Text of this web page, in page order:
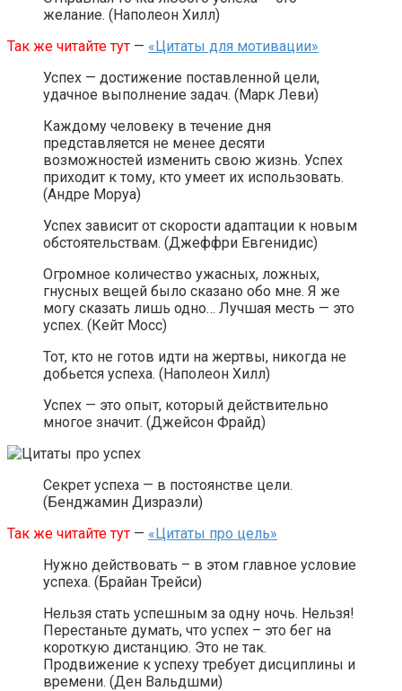
желание. (Наполеон Хилл)
Так же читайте тут — «Цитаты для мотивации»
Успех — достижение поставленной цели,
удачное выполнение задач. (Марк Леви)
Каждому человеку в течение дня
представляется не менее десяти
возможностей изменить свою жизнь. Успех
приходит к тому, кто умеет их использовать.
(Андре Моруа)
Успех зависит от скорости адаптации к новым
обстоятельствам. (Джеффри Евгенидис)
Огромное количество ужасных, ложных,
гнусных вещей было сказано обо мне. Я же
могу сказать лишь одно… Лучшая месть — это
успех. (Кейт Мосс)
Тот, кто не готов идти на жертвы, никогда не
добьется успеха. (Наполеон Хилл)
Успех — это опыт, который действительно
многое значит. (Джейсон Фрайд)
Секрет успеха — в постоянстве цели.
(Бенджамин Дизраэли)
Так же читайте тут — «Цитаты про цель»
Нужно действовать – в этом главное условие
успеха. (Брайан Трейси)
Нельзя стать успешным за одну ночь. Нельзя!
Перестаньте думать, что успех – это бег на
короткую дистанцию. Это не так.
Продвижение к успеху требует дисциплины и
времени. (Ден Вальдшми)